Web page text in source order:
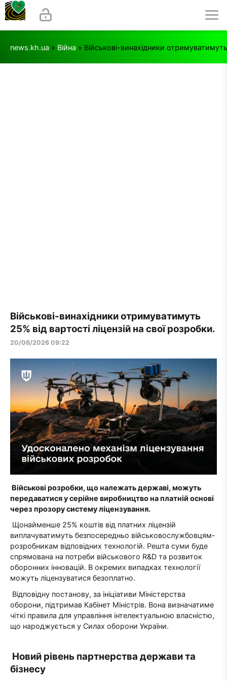
news.kh.ua » Війна » Військові-винахідники
Військові-винахідники отримуватимуть
25% від вартості ліцензій на свої розробки.
20/06/2026 09:22
Військові розробки, що належать державі, можуть
передаватися у серійне виробництво на платній основі
через прозору систему ліцензування.
Щонайменше 25% коштів від платних ліцензій
виплачуватимуть безпосередньо військовослужбовцям-
розробникам відповідних технологій. Решта суми буде
спрямована на потреби військового R&D та розвиток
оборонних інновацій. В окремих випадках технології
можуть ліцензуватися безоплатно.
Відповідну постанову, за ініціативи Міністерства
оборони, підтримав Кабінет Міністрів. Вона визначатиме
чіткі правила для управління інтелектуальною власністю,
що народжується у Силах оборони України.
Новий рівень партнерства держави та
бізнесу